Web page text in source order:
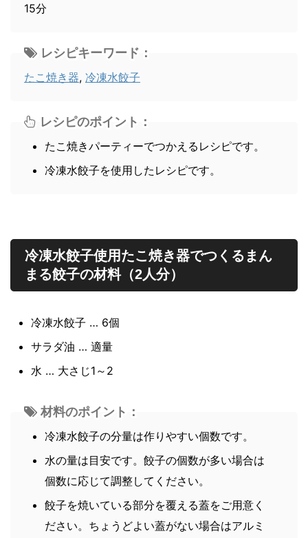
15分
レシピのポイント：
たこ焼きパーティーでつかえるレシピです。
冷凍水餃子を使用したレシピです。
レシピキーワード：
たこ焼き器, 冷凍水餃子
冷凍水餃子使用たこ焼き器でつくるまん
まる餃子の材料（2人分）
冷凍水餃子 … 6個
サラダ油 … 適量
水 … 大さじ1～2
材料のポイント：
冷凍水餃子の分量は作りやすい個数です。
水の量は目安です。餃子の個数が多い場合は
個数に応じて調整してください。
餃子を焼いている部分を覆える蓋をご用意く
ださい。ちょうどよい蓋がない場合はアルミ